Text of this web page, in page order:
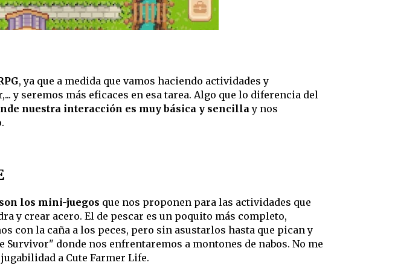
, ya que a medida que vamos haciendo actividades y
y seremos más eficaces en esa tarea. Algo que lo diferencia del
nuestra interacción es muy básica y sencillay nos
los mini-juegos que nos proponen para las actividades que
y crear acero. El de pescar es un poquito más completo,
con la caña a los peces, pero sin asustarlos hasta que pican y
donde nos enfrentaremos a montones de nabos. No me
a Cute Farmer Life.